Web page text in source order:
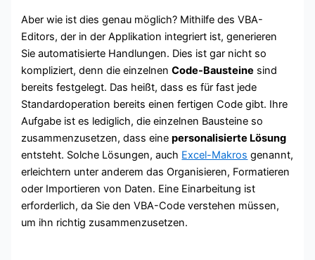
Aber wie ist dies genau möglich? Mithilfe des VBA-
Editors, der in der Applikation integriert ist, generieren
Sie automatisierte Handlungen. Dies ist gar nicht so
kompliziert, denn die einzelnenCode-Bausteine sind
bereits festgelegt. Das heißt, dass es für fast jede
Standardoperation bereits einen fertigen Code gibt. Ihre
Aufgabe ist es lediglich, die einzelnen Bausteine so
zusammenzusetzen, dass einepersonalisierte Lösung
entsteht. Solche Lösungen, auch Excel-Makros genannt,
erleichtern unter anderem das Organisieren, Formatieren
oder Importieren von Daten. Eine Einarbeitung ist
erforderlich, da Sie den VBA-Code verstehen müssen,
um ihn richtig zusammenzusetzen.